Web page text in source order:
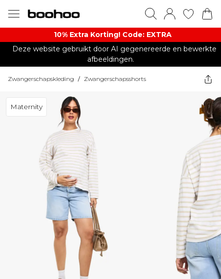
10% Extra Korting! Code: EXTRA​
Deze website gebruikt door AI gegenereerde en bewerkte
afbeeldingen.
Zwangerschapskleding / Zwangerschapsshorts
Maternity